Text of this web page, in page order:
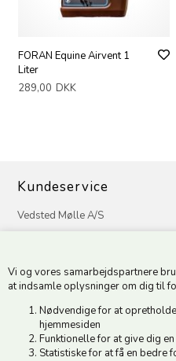
Vi og vores samarbejdspartnere
at indsamle oplysninger om dig til
Nødvendige for at
hjemmesiden
Funktionelle for at give dig
Statistiske for at få en bedre
FORAN Equine Airvent 1
Liter
289,00 DKK
Kundeservice
Vedsted Mølle A/S
CVR 49879415 Mail
Åbningstider: Man-Fre 9.00-
Lørdag 9.00-12.00